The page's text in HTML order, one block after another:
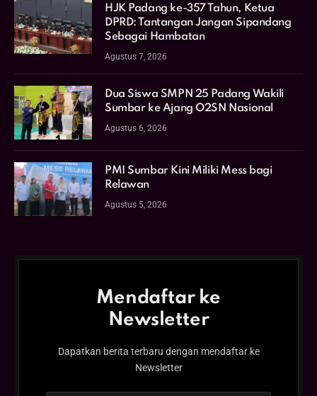
HJK Padang ke-357 Tahun, Ketua
DPRD: Tantangan Jangan Sipandang
Sebagai Hambatan
Agustus 7, 2026
Dua Siswa SMPN 25 Padang Wakili
Sumbar ke Ajang O2SN Nasional
Agustus 6, 2026
PMI Sumbar Kini Miliki Mess bagi
Relawan
Agustus 5, 2026
Mendaftar ke
Newsletter
Dapatkan berita terbaru dengan mendaftar ke
Newsletter